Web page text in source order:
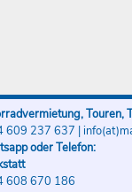
Touren,
609 237 637 |
oder Telefon:
608 670 186